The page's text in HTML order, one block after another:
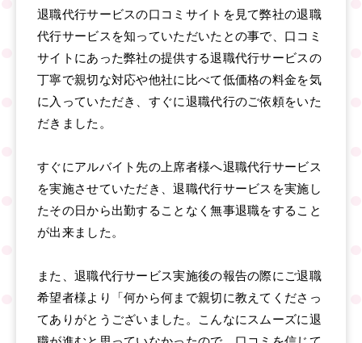
退職代行サービスの口コミサイトを見て弊社の退職
代行サービスを知っていただいたとの事で、口コミ
サイトにあった弊社の提供する退職代行サービスの
丁寧で親切な対応や他社に比べて低価格の料金を気
に入っていただき、すぐに退職代行のご依頼をいた
だきました。
すぐにアルバイト先の上席者様へ退職代行サービス
を実施させていただき、退職代行サービスを実施し
たその日から出勤することなく無事退職をすること
が出来ました。
また、退職代行サービス実施後の報告の際にご退職
希望者様より「何から何まで親切に教えてくださっ
てありがとうございました。こんなにスムーズに退